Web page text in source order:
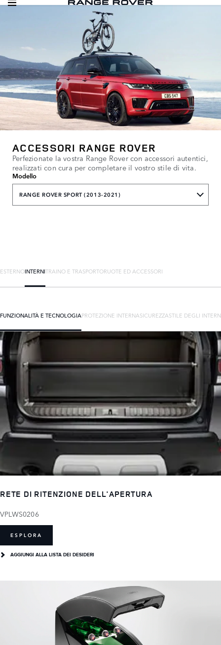
ACCESSORI RANGE ROVER
Perfezionate la vostra Range Rover con accessori autentici,
realizzati con cura per completare il vostro stile di vita.
Modello
RANGE ROVER SPORT (2013-2021)
ESTERNOINTERNITRAINO E TRASPORTORUOTE ED ACCESSORI
FUNZIONALITÀ E TECNOLOGIAPROTEZIONE INTERNASICUREZZASTILE DEGLI
RETE DI RITENZIONE DELL'APERTURA
VPLWS0206
ESPLORA
AGGIUNGI ALLA LISTA DEI DESIDERI